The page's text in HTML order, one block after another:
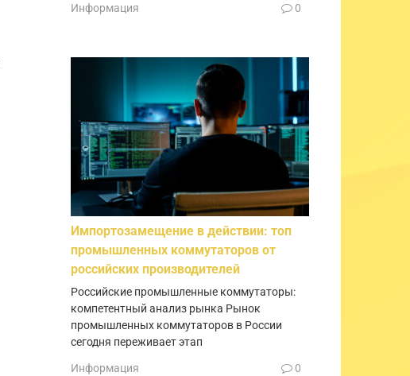
Информация 0
Импортозамещение в действии: топ
промышленных коммутаторов от
российских производителей
Российские промышленные коммутаторы:
компетентный анализ рынка Рынок
промышленных коммутаторов в России
сегодня переживает этап
Информация 0